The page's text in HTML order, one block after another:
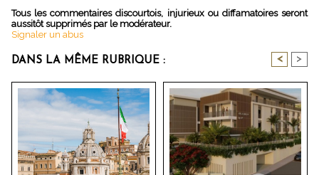
Tous les commentaires discourtois, injurieux ou diffamatoires seront
aussitôt supprimés par le modérateur.
Signaler un abus
DANS LA MÊME RUBRIQUE : < >